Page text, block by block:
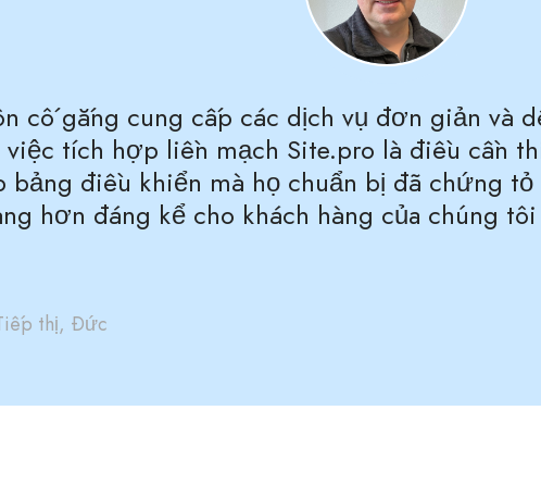
cố gắng cung cấp các dịch vụ đơn giản và
việc tích hợp liền mạch Site.pro là điều cần
bảng điều khiển mà họ chuẩn bị đã chứng
hơn đáng kể cho khách hàng của chúng tôi
thị, Đức